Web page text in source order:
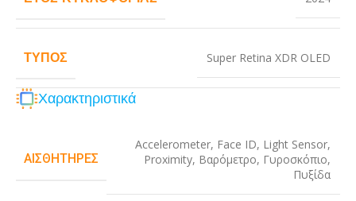
ΤΎΠΟΣ Super Retina XDR OLED
Χαρακτηριστικά
ΑΙΣΘΗΤΉΡΕΣ
Accelerometer, Face ID, Light Sensor,
Proximity, Βαρόμετρο, Γυροσκόπιο,
Πυξίδα